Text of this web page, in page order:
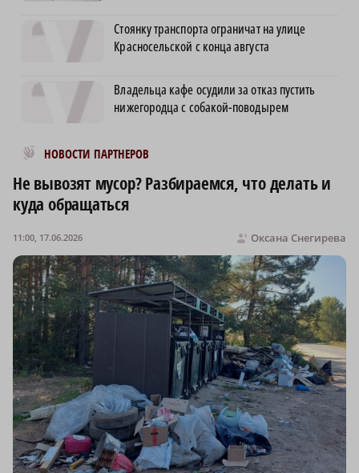
Стоянку транспорта ограничат на улице
Красносельской с конца августа
Владельца кафе осудили за отказ пустить
нижегородца с собакой-поводырем
НОВОСТИ ПАРТНЕРОВ
Новости МирТесен
Не вывозят мусор? Разбираемся, что делать и
куда обращаться
Оксана Снегирева
11:00, 17.06.2026